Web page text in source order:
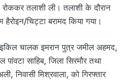
तलाशी ली। तलाशी के दौरान
चिट्टा बरामद किया गया।
चालक इमरान पुत्र जमील अहमद,
पांवटा साहिब, जिला सिरमौर तथा
निवासी मिश्रवाला, को गिरफ्तार